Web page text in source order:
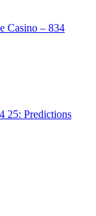
Casino – 834
25: Predictions